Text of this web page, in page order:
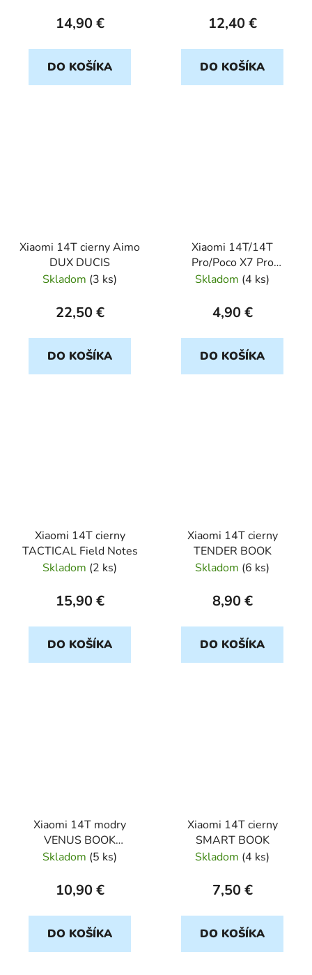
14,90 €
DO KOŠÍKA
12,40 €
DO KOŠÍKA
Xiaomi 14T cierny Aimo
DUX DUCIS
Skladom (3 ks)
22,50 €
DO KOŠÍKA
Xiaomi 14T/14T
Pro/Poco X7 Pro
ochranné sklo
Skladom (4 ks)
4,90 €
DO KOŠÍKA
Xiaomi 14T cierny
TACTICAL Field Notes
Skladom (2 ks)
15,90 €
DO KOŠÍKA
Xiaomi 14T cierny
TENDER BOOK
Skladom (6 ks)
8,90 €
DO KOŠÍKA
Xiaomi 14T modry
VENUS BOOK
CARBON
Skladom (5 ks)
10,90 €
DO KOŠÍKA
Xiaomi 14T cierny
SMART BOOK
Skladom (4 ks)
7,50 €
DO KOŠÍKA